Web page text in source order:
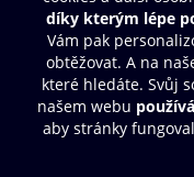
© O2 Czech Republic a.s.
Nákupní řád
Přístupnost